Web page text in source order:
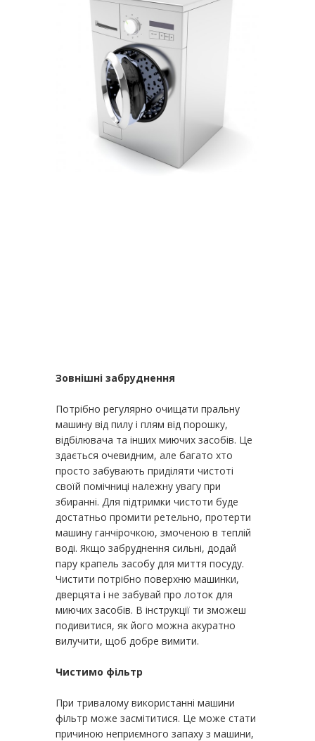
Зовнішні забруднення
Потрібно регулярно очищати пральну
машину від пилу і плям від порошку,
відбілювача та інших миючих засобів. Це
здається очевидним, але багато хто
просто забувають приділяти чистоті
своїй помічниці належну увагу при
збиранні. Для підтримки чистоти буде
достатньо промити ретельно, протерти
машину ганчірочкою, змоченою в теплій
воді. Якщо забруднення сильні, додай
пару крапель засобу для миття посуду.
Чистити потрібно поверхню машинки,
дверцята і не забувай про лоток для
миючих засобів. В інструкції ти зможеш
подивитися, як його можна акуратно
вилучити, щоб добре вимити.
Чистимо фільтр
При тривалому використанні машини
фільтр може засмітитися. Це може стати
причиною неприємного запаху з машини,